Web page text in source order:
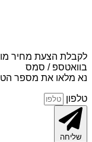
לקבלת הצעת מחיר
בוואטספ / סמס
נא מלאו את מספר
טלפון
שליחה